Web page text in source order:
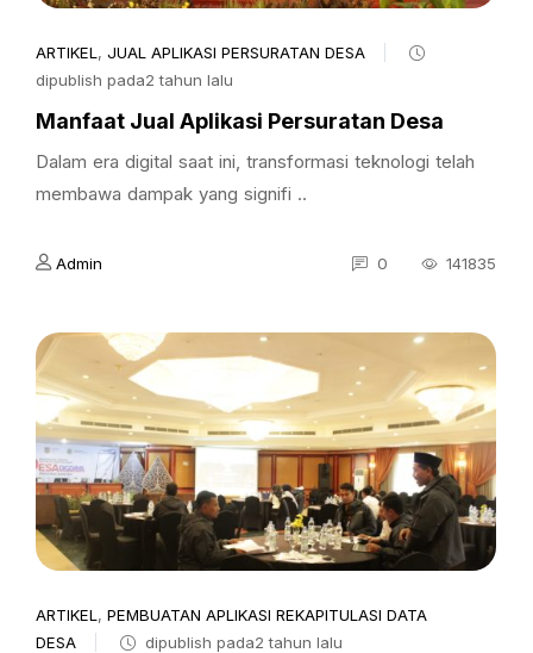
ARTIKEL , JUAL APLIKASI PERSURATAN DESA
dipublish pada2 tahun lalu
Manfaat Jual Aplikasi Persuratan Desa
Dalam era digital saat ini, transformasi teknologi telah
membawa dampak yang signifi ..
Admin 0 141835
ARTIKEL , PEMBUATAN APLIKASI REKAPITULASI DATA
DESA
dipublish pada2 tahun lalu